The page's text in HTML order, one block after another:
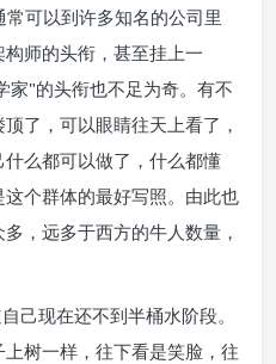
可以到许多知名的公司里
师的头衔，甚至挂上一
"的头衔也不足为奇。有不
了，可以眼睛往天上看了，
么都可以做了，什么都懂
个群体的最好写照。由此也
，远多于西方的牛人数量，
己现在还不到半桶水阶段。
树一样，往下看是笑脸，往